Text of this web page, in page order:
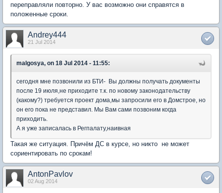
переправляли повторно. У вас возможно они справятся в
положенные сроки.
Andrey444
21 Jul 2014
malgosya, on 18 Jul 2014 - 11:55:
сегодня мне позвонили из БТИ- Вы должны получать документы
после 19 июля,не приходите т.к. по новому законодательству
(какому?) требуется проект дома,мы запросили его в Домстрое, но
он его пока не представил. Мы Вам сами позвоним когда
приходить.
А я уже записалась в Регпалату,наивная
Такая же ситуация. Причём ДС в курсе, но никто не может
сориентировать по срокам!
AntonPavlov
02 Aug 2014